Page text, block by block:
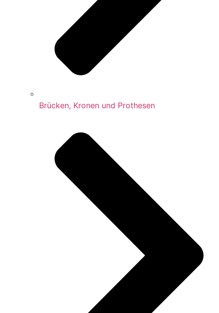
Brücken, Kronen und Prothesen